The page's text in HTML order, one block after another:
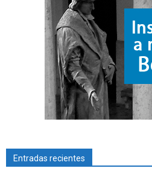
Entradas recientes